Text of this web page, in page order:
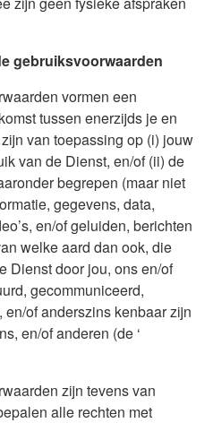
gebruiksvoorwaarden
vormen een
tussen enerzijds je en
van toepassing op (i) jouw
van de Dienst, en/of (ii) de
begrepen (maar niet
gegevens, data,
en/of geluiden, berichten
welke aard dan ook, die
Dienst door jou, ons en/of
gecommuniceerd,
en/of anderszins kenbaar zijn
en/of anderen (de ‘
zijn tevens van
alle rechten met